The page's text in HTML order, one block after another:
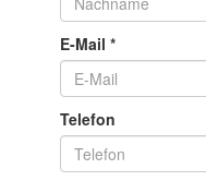
E-Mail *
Telefon